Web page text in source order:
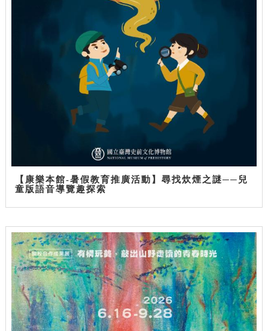
【康樂本館-暑假教育推廣活動】尋找炊煙之謎──兒
童版語音導覽趣探索